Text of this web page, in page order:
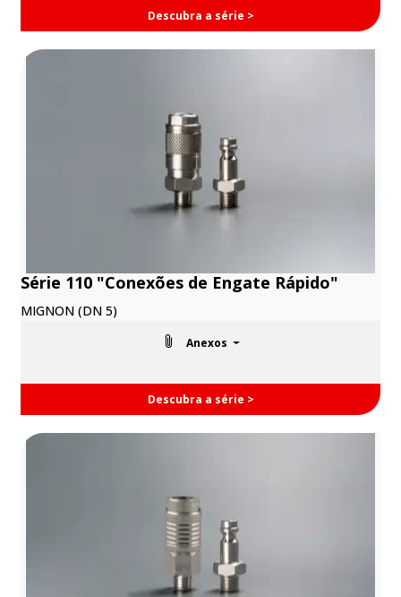
Descubra a série >
Série 110 "Conexões de Engate Rápido"
MIGNON (DN 5)
Anexos
Descubra a série >